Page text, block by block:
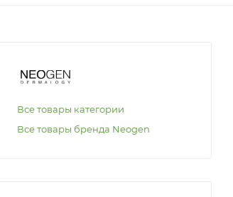
Все товары категории
Все товары бренда Neogen